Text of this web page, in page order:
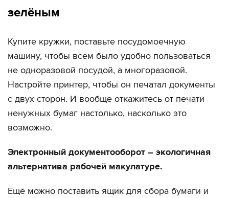
зелёным
Купите кружки, поставьте посудомоечную
машину, чтобы всем было удобно пользоваться
не одноразовой посудой, а многоразовой.
Настройте принтер, чтобы он печатал документы
с двух сторон. И вообще откажитесь от печати
ненужных бумаг настолько, насколько это
возможно.
Электронный документооборот – экологичная
альтернатива рабочей макулатуре.
Ещё можно поставить ящик для сбора бумаги и